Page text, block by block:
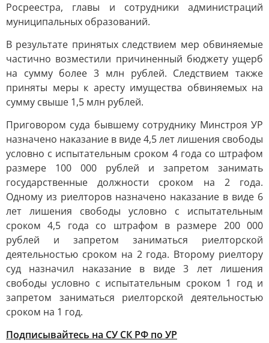
Росреестра, главы и сотрудники администраций
муниципальных образований.
В результате принятых следствием мер обвиняемые
частично возместили причиненный бюджету ущерб
на сумму более 3 млн рублей. Следствием также
приняты меры к аресту имущества обвиняемых на
сумму свыше 1,5 млн рублей.
Приговором суда бывшему сотруднику Минстроя УР
назначено наказание в виде 4,5 лет лишения свободы
условно с испытательным сроком 4 года со штрафом
размере 100 000 рублей и запретом занимать
государственные должности сроком на 2 года.
Одному из риелторов назначено наказание в виде 6
лет лишения свободы условно с испытательным
сроком 4,5 года со штрафом в размере 200 000
рублей и запретом заниматься риелторской
деятельностью сроком на 2 года. Второму риелтору
суд назначил наказание в виде 3 лет лишения
свободы условно с испытательным сроком 1 год и
запретом заниматься риелторской деятельностью
сроком на 1 год.
Подписывайтесь на СУ СК РФ по УР